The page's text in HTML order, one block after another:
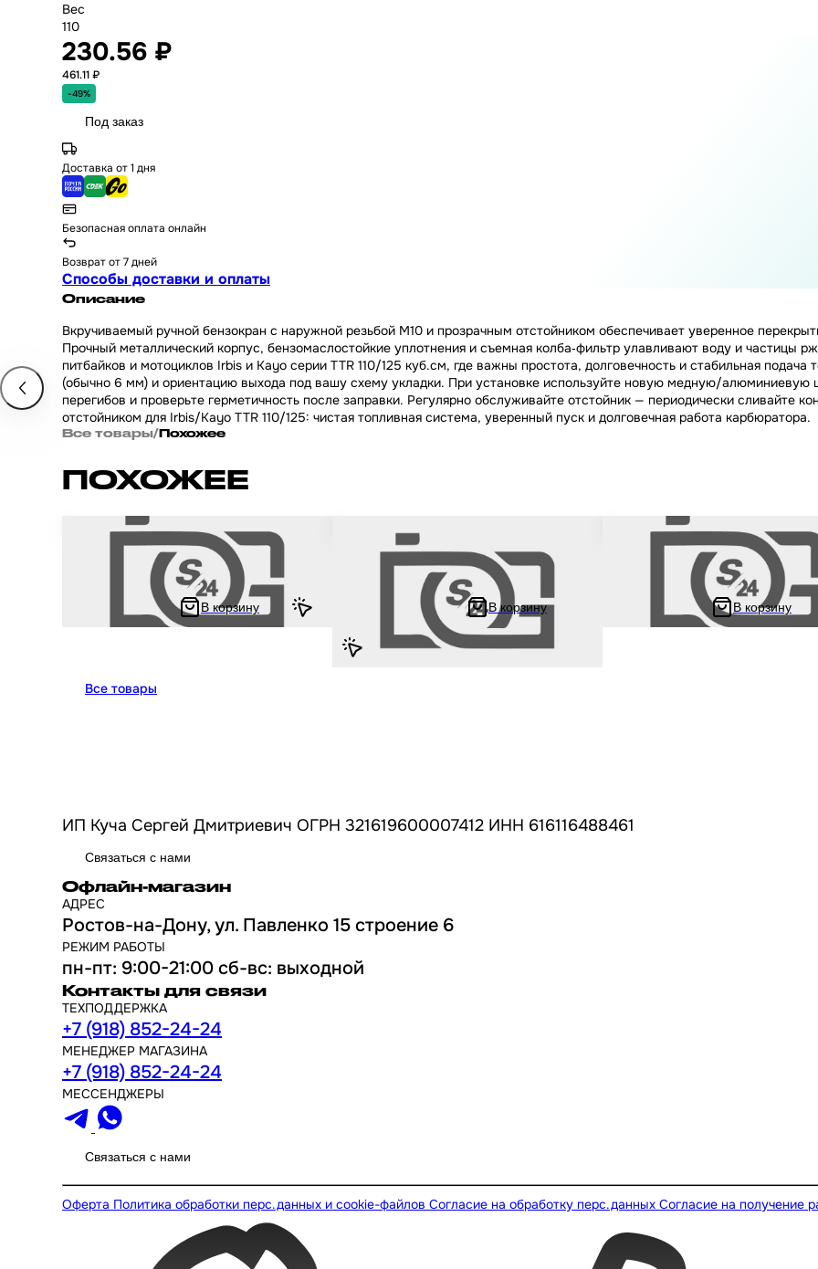
Вес
110
230.56 ₽
461.11 ₽
-49%
Под заказ
Доставка от 1 дня
Безопасная оплата онлайн
Возврат от 7 дней
Способы доставки и оплаты
Описание
Вкручиваемый ручной бензокран с наружной резьбой M10 и прозрачным отстойником обеспечивает уверенное
Прочный металлический корпус, бензомаслостойкие уплотнения и съемная колба‑фильтр улавливают воду и частицы
питбайков и мотоциклов Irbis и Kayo серии TTR 110/125 куб.см, где важны простота, долговечность и стабильная
(обычно 6 мм) и ориентацию выхода под вашу схему укладки. При установке используйте новую медную/алюминиевую
перегибов и проверьте герметичность после заправки. Регулярно обслуживайте отстойник — периодически сливайте
отстойником для Irbis/Kayo TTR 110/125: чистая топливная система, уверенный пуск и долговечная работа карбюратора.
Все товары/Похожее
ПОХОЖЕЕ
Руль на китайский питбайк и мотоцикл Irbis
TTR / Ирбис ТТР 125 кубов с перекладиной
1 271.25 ₽ В корзину
Стартер на китайский мопед / питбайк /
мотоцикл Irbis TTR / Ирбис ТТР 125 кубов
2 585.34 ₽ В корзину
Сигнал звуковой 12В на китайский
и мотоцикл Irbis TTR / Ирбис ТТР
302.06 ₽ В корзину
Все товары
ИП Куча Сергей Дмитриевич ОГРН 321619600007412 ИНН 616116488461
Связаться с нами
Офлайн-магазин
АДРЕС
Ростов-на-Дону, ул. Павленко 15 строение 6
РЕЖИМ РАБОТЫ
пн-пт: 9:00-21:00 сб-вс: выходной
Контакты для связи
ТЕХПОДДЕРЖКА
+7 (918) 852-24-24
МЕНЕДЖЕР МАГАЗИНА
+7 (918) 852-24-24
МЕССЕНДЖЕРЫ
Связаться с нами
Оферта Политика обработки перс.данных и cookie-файлов Согласие на обработку перс.данных Согласие на получение